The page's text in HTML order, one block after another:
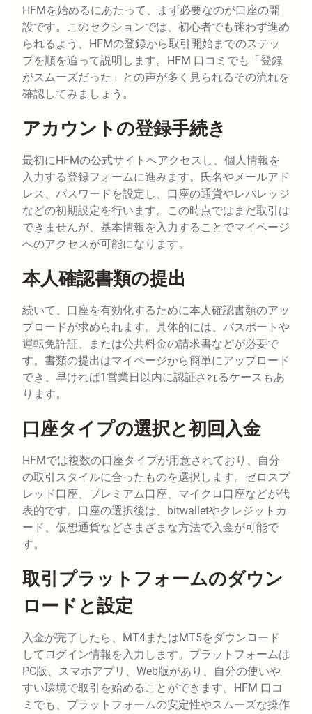
HFMを始めるにあたって、まず必要なのが口座の開
設です。このセクションでは、初心者でも迷わず進め
られるよう、HFMの登録から取引開始までのステッ
プを順を追って説明します。HFM 口コミでも「登録
がスムーズだった」との声が多く見られるその流れを
確認してみましょう。
アカウントの登録手続き
最初にHFMの公式サイトへアクセスし、個人情報を
入力する登録フォームに進みます。氏名やメールアド
レス、パスワードを設定し、口座の通貨やレバレッジ
などの初期設定を行います。この時点ではまだ取引は
できませんが、基本情報を入力することでマイページ
へのアクセスが可能になります。
本人確認書類の提出
続いて、口座を有効化するために本人確認書類のアッ
プロードが求められます。具体的には、パスポートや
運転免許証、または公共料金の請求書などが必要で
す。書類の提出はマイページから簡単にアップロード
でき、早ければ1営業日以内に認証されるケースもあ
ります。
口座タイプの選択と初回入金
HFMでは複数の口座タイプが用意されており、自分
の取引スタイルに合ったものを選択します。ゼロスプ
レッド口座、プレミアム口座、マイクロ口座などが代
表的です。口座の選択後は、bitwalletやクレジットカ
ード、仮想通貨などさまざまな方法で入金が可能で
す。
取引プラットフォームのダウン
ロードと設定
入金が完了したら、MT4またはMT5をダウンロード
してログイン情報を入力します。プラットフォームは
PC版、スマホアプリ、Web版があり、自分の使いや
すい環境で取引を始めることができます。HFM 口コ
ミでも、プラットフォームの安定性やスムーズな操作